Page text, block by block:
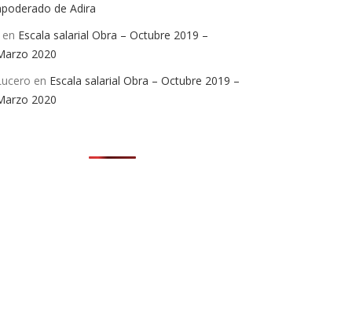
de Adira
en Escala salarial Obra – Octubre 2019 –
2020
en Escala salarial Obra – Octubre 2019 –
2020